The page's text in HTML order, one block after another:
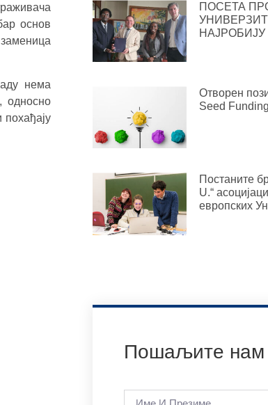
основ
нема
односно
похађају
ПОСЕТА
НАЈРОБИЈУ
Отворен
Seed
Постаните
U.“
европских
Пошаљите нам